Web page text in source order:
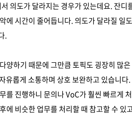
의도가 달라지는 경우가 있는데요. 잔디
에 시간이 줄어듭니다. 의도가 달라질 일
.
양하기 때문에 그만큼 토픽도 굉장히 많
유롭게 소통하며 상호 보완하고 있습니
를 진행하니 문의나 VoC가 훨씬 빠르게
에 비슷한 업무를 처리할 때 참고할 수 있